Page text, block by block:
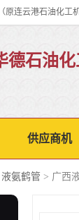
德石油
供应商机
液氨鹤管 > 广西